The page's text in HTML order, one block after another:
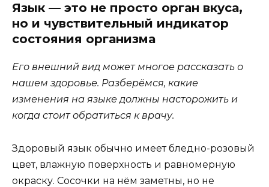
Язык — это не просто орган вкуса,
но и чувствительный индикатор
состояния организма
Его внешний вид может многое рассказать о
нашем здоровье. Разберёмся, какие
изменения на языке должны насторожить и
когда стоит обратиться к врачу.
Здоровый язык обычно имеет бледно-розовый
цвет, влажную поверхность и равномерную
окраску. Сосочки на нём заметны, но не